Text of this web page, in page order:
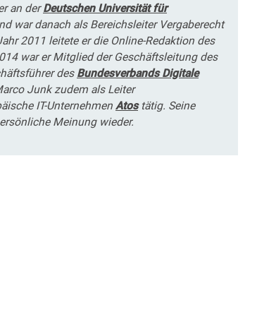
an derDeutschen Universität für
war danach als Bereichsleiter Vergaberecht
2011 leitete er die Online-Redaktion des
war er Mitglied der Geschäftsleitung des
des Bundesverbands Digitale
Junk zudem als Leiter
IT-Unternehmen Atostätig. Seine
Meinung wieder.